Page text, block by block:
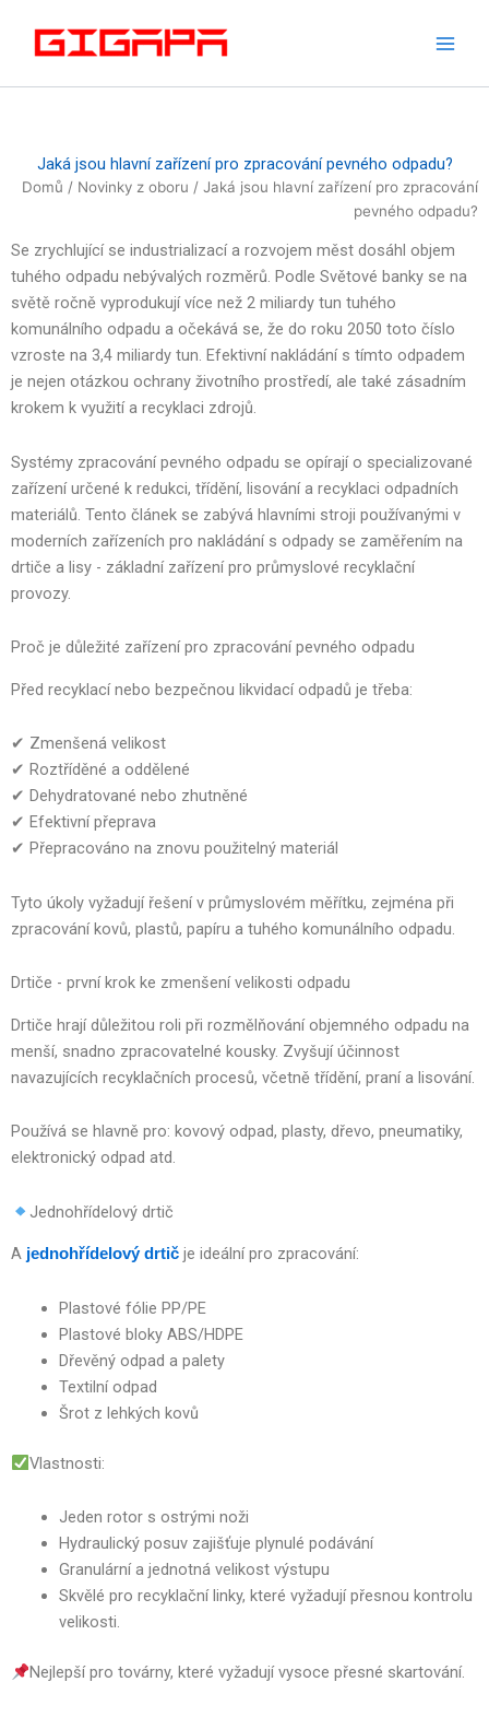
Jaká jsou hlavní zařízení pro zpracování pevného odpadu?
Domů / Novinky z oboru / Jaká jsou hlavní zařízení pro zpracování
pevného odpadu?
Se zrychlující se industrializací a rozvojem měst dosáhl objem
tuhého odpadu nebývalých rozměrů. Podle Světové banky se na
světě ročně vyprodukují více než 2 miliardy tun tuhého
komunálního odpadu a očekává se, že do roku 2050 toto číslo
vzroste na 3,4 miliardy tun. Efektivní nakládání s tímto odpadem
je nejen otázkou ochrany životního prostředí, ale také zásadním
krokem k využití a recyklaci zdrojů.
Systémy zpracování pevného odpadu se opírají o specializované
zařízení určené k redukci, třídění, lisování a recyklaci odpadních
materiálů. Tento článek se zabývá hlavními stroji používanými v
moderních zařízeních pro nakládání s odpady se zaměřením na
drtiče a lisy - základní zařízení pro průmyslové recyklační
provozy.
Proč je důležité zařízení pro zpracování pevného odpadu
Před recyklací nebo bezpečnou likvidací odpadů je třeba:
✔ Zmenšená velikost
✔ Roztříděné a oddělené
✔ Dehydratované nebo zhutněné
✔ Efektivní přeprava
✔ Přepracováno na znovu použitelný materiál
Tyto úkoly vyžadují řešení v průmyslovém měřítku, zejména při
zpracování kovů, plastů, papíru a tuhého komunálního odpadu.
Drtiče - první krok ke zmenšení velikosti odpadu
Drtiče hrají důležitou roli při rozmělňování objemného odpadu na
menší, snadno zpracovatelné kousky. Zvyšují účinnost
navazujících recyklačních procesů, včetně třídění, praní a lisování.
Používá se hlavně pro: kovový odpad, plasty, dřevo, pneumatiky,
elektronický odpad atd.
Jednohřídelový drtič
A jednohřídelový drtič je ideální pro zpracování:
Plastové fólie PP/PE
Plastové bloky ABS/HDPE
Dřevěný odpad a palety
Textilní odpad
Šrot z lehkých kovů
Vlastnosti:
Jeden rotor s ostrými noži
Hydraulický posuv zajišťuje plynulé podávání
Granulární a jednotná velikost výstupu
Skvělé pro recyklační linky, které vyžadují přesnou kontrolu
velikosti.
Nejlepší pro továrny, které vyžadují vysoce přesné skartování.